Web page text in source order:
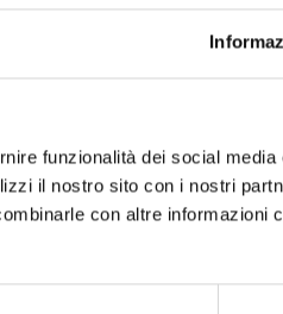
funzionalità dei social media
il nostro sito con i nostri
con altre informazioni